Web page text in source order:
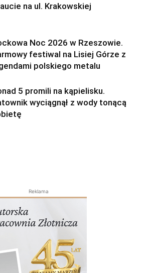
na ul. Krakowskiej
Noc 2026 w Rzeszowie.
festiwal na Lisiej Górze z
polskiego metalu
5 promili na kąpielisku.
wyciągnął z wody tonącą
Reklama